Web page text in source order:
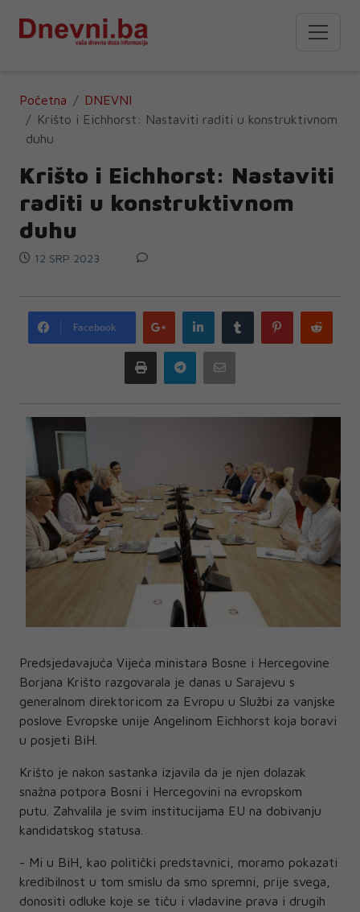
Početna
DNEVNI
Krišto i Eichhorst: Nastaviti raditi u konstruktivnom
duhu
Krišto i Eichhorst: Nastaviti
raditi u konstruktivnom
duhu
12 SRP 2023
Facebook
Google
plus
LinkedIn Tumblr Pinterest
Print Telegram
Predsjedavajuća Vijeća ministara Bosne i Hercegovine
Borjana Krišto razgovarala je danas u Sarajevu s
generalnom direktoricom za Evropu u Službi za vanjske
poslove Evropske unije Angelinom Eichhorst koja boravi
u posjeti BiH.
Krišto je nakon sastanka izjavila da je njen dolazak
snažna potpora Bosni i Hercegovini na evropskom
putu. Zahvalila je svim institucijama EU na dobivanju
kandidatskog statusa.
- Mi u BiH, kao politički predstavnici, moramo pokazati
kredibilnost u tom smislu da smo spremni, prije svega,
donositi odluke koje se tiču i vladavine prava i drugih